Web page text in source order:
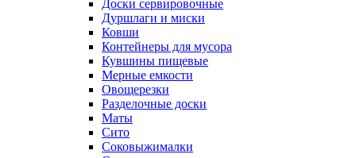
Доски сервировочные
Дуршлаги и миски
Ковши
Контейнеры для мусора
Кувшины пищевые
Мерные емкости
Овощерезки
Разделочные доски
Маты
Сито
Соковыжималки